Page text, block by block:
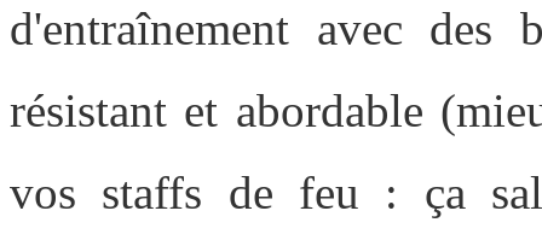
d'entraînement avec des
résistant et abordable
vos staffs de feu : ça